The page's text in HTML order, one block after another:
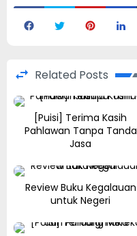
Related Posts
[Puisi] Terima Kasih
Pahlawan Tanpa Tanda
Jasa
Review Buku Kegalauan
untuk Negeri